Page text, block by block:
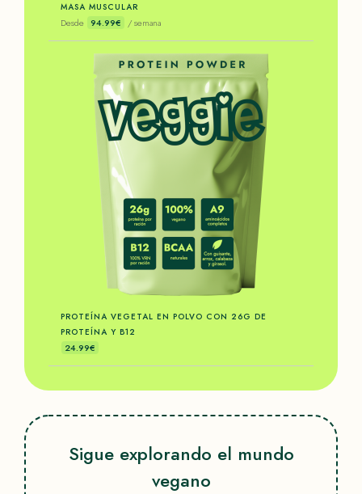
MASA MUSCULAR
Desde 94.99€ / semana
PROTEÍNA VEGETAL EN POLVO CON 26G DE
PROTEÍNA Y B12
24.99€
Sigue explorando el mundo
vegano